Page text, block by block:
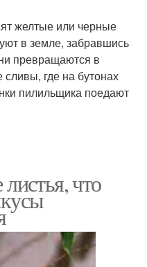
желтые или черные
в земле, забравшись
превращаются в
сливы, где на бутонах
пилильщика поедают
что